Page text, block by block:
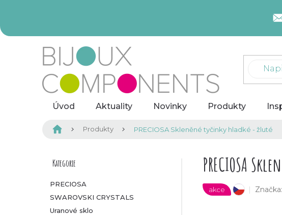
Úvod Aktuality Novinky Produkty
Domů Produkty PRECIOSA Skleněné tyčinky hladké - žluté
P
o
s
Přeskočit
Kategorie
PRECIOSA
SWAROVSKI CRYSTALS
Uranové sklo
PRECIOSA
akce Značka: